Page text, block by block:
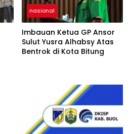
nasional
Imbauan Ketua GP Ansor
Sulut Yusra Alhabsy Atas
Bentrok di Kota Bitung